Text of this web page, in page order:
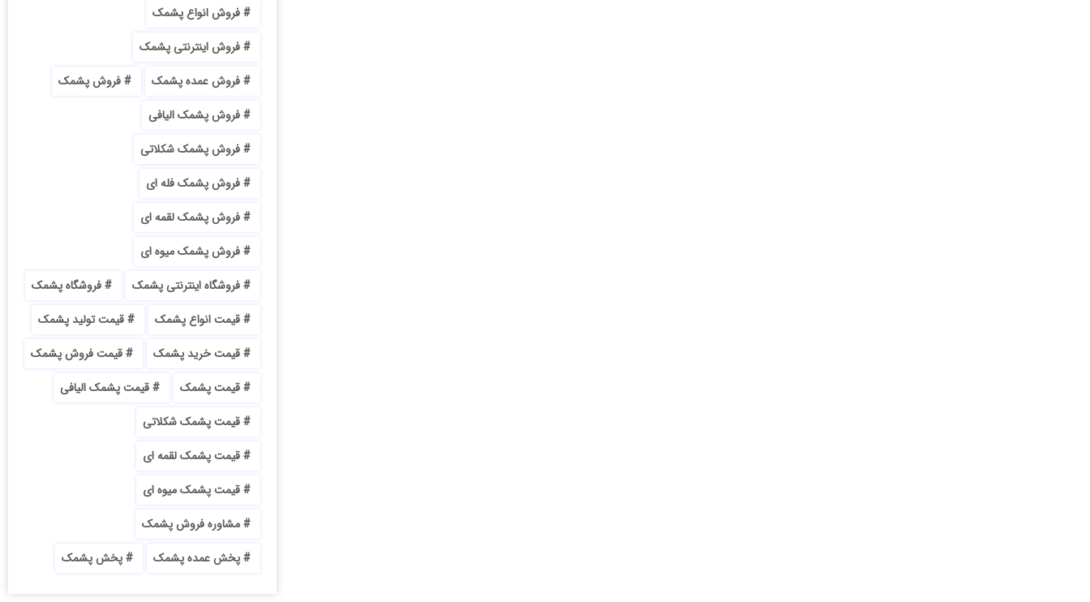
فروش انواع پشمک
فروش اینترنتی پشمک
فروش عمده پشمک
فروش پشمک
فروش پشمک الیافی
فروش پشمک شکلاتی
فروش پشمک فله ای
فروش پشمک لقمه ای
فروش پشمک میوه ای
فروشگاه اینترنتی پشمک
فروشگاه پشمک
قیمت انواع پشمک
قیمت تولید پشمک
قیمت خرید پشمک
قیمت فروش پشمک
قیمت پشمک
قیمت پشمک الیافی
قیمت پشمک شکلاتی
قیمت پشمک لقمه ای
قیمت پشمک میوه ای
مشاوره فروش پشمک
پخش عمده پشمک
پخش پشمک